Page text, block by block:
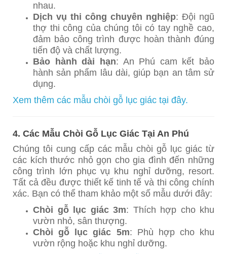
nhau.
Dịch vụ thi công chuyên nghiệp: Đội ngũ
thợ thi công của chúng tôi có tay nghề cao,
đảm bảo công trình được hoàn thành đúng
tiến độ và chất lượng.
Bảo hành dài hạn: An Phú cam kết bảo
hành sản phẩm lâu dài, giúp bạn an tâm sử
dụng.
Xem thêm các mẫu chòi gỗ lục giác tại đây.
4. Các Mẫu Chòi Gỗ Lục Giác Tại An Phú
Chúng tôi cung cấp các mẫu chòi gỗ lục giác từ
các kích thước nhỏ gọn cho gia đình đến những
công trình lớn phục vụ khu nghỉ dưỡng, resort.
Tất cả đều được thiết kế tinh tế và thi công chính
xác. Bạn có thể tham khảo một số mẫu dưới đây:
Chòi gỗ lục giác 3m: Thích hợp cho khu
vườn nhỏ, sân thượng.
Chòi gỗ lục giác 5m: Phù hợp cho khu
vườn rộng hoặc khu nghỉ dưỡng.